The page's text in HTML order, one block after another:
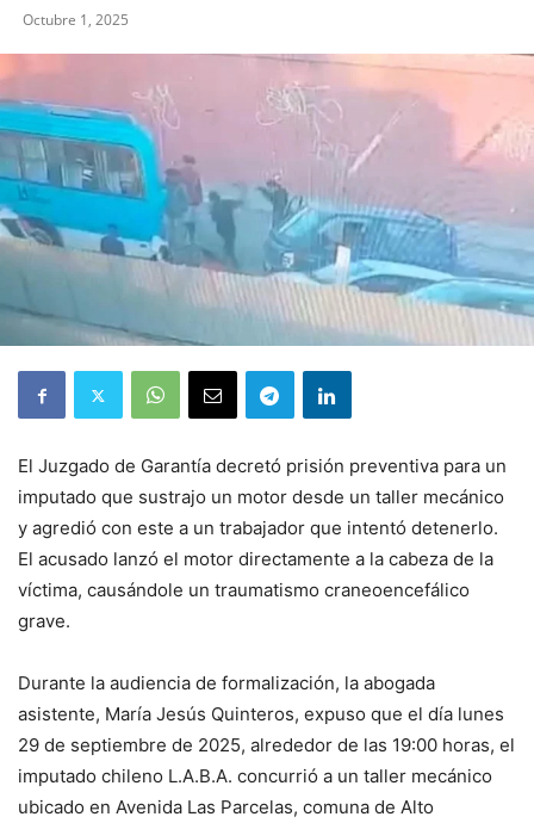
Octubre 1, 2025
El Juzgado de Garantía decretó prisión preventiva para un
imputado que sustrajo un motor desde un taller mecánico
y agredió con este a un trabajador que intentó detenerlo.
El acusado lanzó el motor directamente a la cabeza de la
víctima, causándole un traumatismo craneoencefálico
grave.
Durante la audiencia de formalización, la abogada
asistente, María Jesús Quinteros, expuso que el día lunes
29 de septiembre de 2025, alrededor de las 19:00 horas, el
imputado chileno L.A.B.A. concurrió a un taller mecánico
ubicado en Avenida Las Parcelas, comuna de Alto